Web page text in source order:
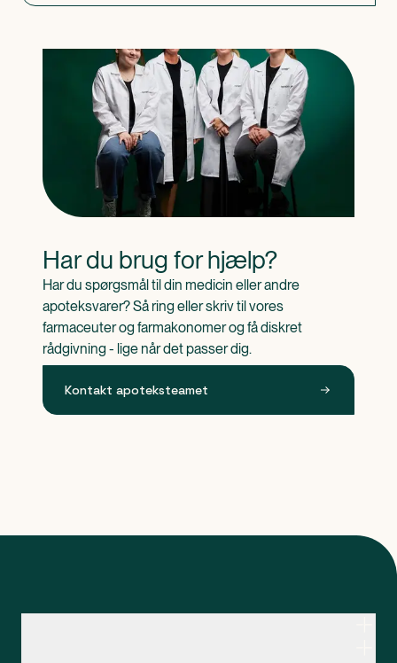
Har du brug for hjælp?
Har du spørgsmål til din medicin eller andre
apoteksvarer? Så ring eller skriv til vores
farmaceuter og farmakonomer og få diskret
rådgivning - lige når det passer dig.
Kontakt apoteksteamet